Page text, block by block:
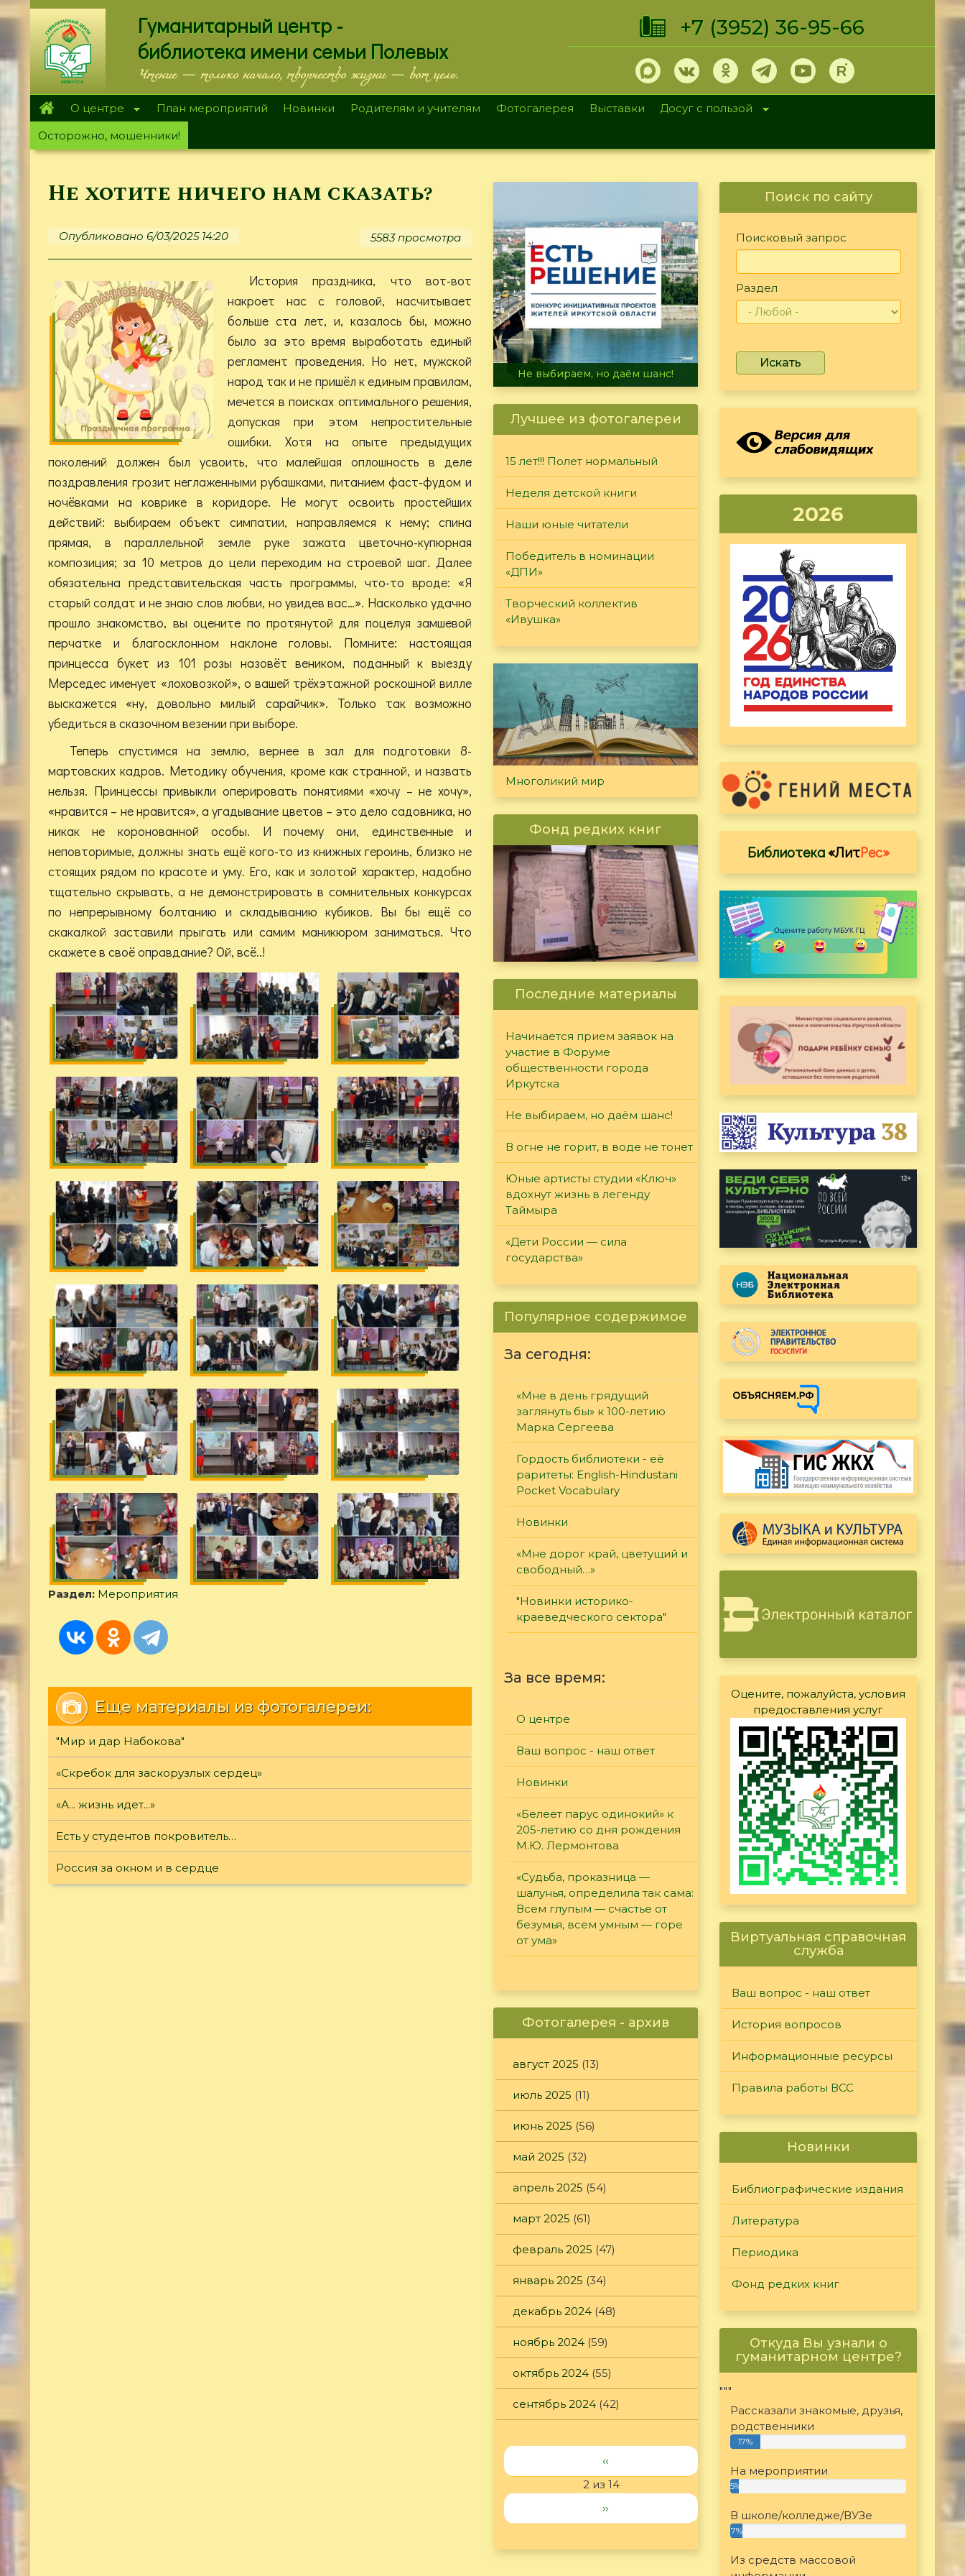
Перейти
к
основному
содержанию
Гуманитарный центр -
библиотека имени семьи Полевых
Чтение — только начало, творчество жизни — вот цель.
+7 (3952) 36-95-66
О центре План мероприятий Новинки Родителям и учителям Фотогалерея Выставки
Досуг с пользой
Осторожно, мошенники!
Не хотите ничего нам сказать?
Опубликовано 6/03/2025 14:20 5583 просмотра
История праздника, что вот-вот
накроет нас с головой, насчитывает
больше ста лет, и, казалось бы, можно
было за это время выработать единый
регламент проведения. Но нет, мужской
народ так и не пришёл к единым правилам,
мечется в поисках оптимального решения,
допуская при этом непростительные
ошибки. Хотя на опыте предыдущих
поколений должен был усвоить, что малейшая оплошность в деле
поздравления грозит неглаженными рубашками, питанием фаст-фудом и
ночёвками на коврике в коридоре. Не могут освоить простейших
действий: выбираем объект симпатии, направляемся к нему; спина
прямая, в параллельной земле руке зажата цветочно-купюрная
композиция; за 10 метров до цели переходим на строевой шаг. Далее
обязательна представительская часть программы, что-то вроде: «Я
старый солдат и не знаю слов любви, но увидев вас…». Насколько удачно
прошло знакомство, вы оцените по протянутой для поцелуя замшевой
перчатке и благосклонном наклоне головы. Помните: настоящая
принцесса букет из 101 розы назовёт веником, поданный к выезду
Мерседес именует «лоховозкой», о вашей трёхэтажной роскошной вилле
выскажется «ну, довольно милый сарайчик». Только так возможно
убедиться в сказочном везении при выборе.
Теперь спустимся на землю, вернее в зал для подготовки 8-
мартовских кадров. Методику обучения, кроме как странной, и назвать
нельзя. Принцессы привыкли оперировать понятиями «хочу – не хочу»,
«нравится – не нравится», а угадывание цветов – это дело садовника, но
никак не коронованной особы. И почему они, единственные и
неповторимые, должны знать ещё кого-то из книжных героинь, близко не
стоящих рядом по красоте и уму. Его, как и золотой характер, надобно
тщательно скрывать, а не демонстрировать в сомнительных конкурсах
по непрерывному болтанию и складыванию кубиков. Вы бы ещё со
скакалкой заставили прыгать или самим маникюром заниматься. Что
скажете в своё оправдание? Ой, всё..!
Раздел: Мероприятия
Еще материалы из фотогалереи:
"Мир и дар Набокова"
«Скребок для заскорузлых сердец»
«А... жизнь идет...»
Есть у студентов покровитель…
Россия за окном и в сердце
В огне не горит, в воде не тонет
Лучшее из фотогалереи
15 лет!!! Полет нормальный
Неделя детской книги
Наши юные читатели
Победитель в номинации
«ДПИ»
Творческий коллектив
«Ивушка»
Многоликий мир
Фонд редких книг
Последние материалы
Начинается прием заявок на
участие в Форуме
общественности города
Иркутска
Не выбираем, но даём шанс!
В огне не горит, в воде не тонет
Юные артисты студии «Ключ»
вдохнут жизнь в легенду
Таймыра
«Дети России — сила
государства»
Популярное содержимое
За сегодня:
«Мне в день грядущий
заглянуть бы» к 100-летию
Марка Сергеева
Гордость библиотеки - её
раритеты: English-Hindustani
Pocket Vocabulary
Новинки
«Мне дорог край, цветущий и
свободный…»
"Новинки историко-
краеведческого сектора"
За все время:
О центре
Ваш вопрос - наш ответ
Новинки
«Белеет парус одинокий» к
205-летию со дня рождения
М.Ю. Лермонтова
«Судьба, проказница —
шалунья, определила так сама:
Всем глупым — счастье от
безумья, всем умным — горе
от ума»
Фотогалерея - архив
август 2025 (13)
июль 2025 (11)
июнь 2025 (56)
май 2025 (32)
апрель 2025 (54)
март 2025 (61)
февраль 2025 (47)
январь 2025 (34)
декабрь 2024 (48)
ноябрь 2024 (59)
октябрь 2024 (55)
сентябрь 2024 (42)
‹‹
2 из 14
››
Поиск по сайту
Поисковый запрос
Раздел
Искать
2026
Библиотека«ЛитРес»
Оцените, пожалуйста, условия
предоставления услуг
Виртуальная справочная
служба
Ваш вопрос - наш ответ
История вопросов
Информационные ресурсы
Правила работы ВСС
Новинки
Библиографические издания
Литература
Периодика
Фонд редких книг
Откуда Вы узнали о
гуманитарном центре?
"""
Рассказали знакомые, друзья,
родственники
17%
На мероприятии
5%
В школе/колледже/ВУЗе
7%
Из средств массовой